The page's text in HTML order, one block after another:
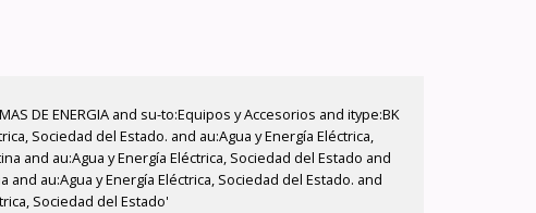
DE ENERGIA and su-to:Equipos y Accesorios and itype:BK
Sociedad del Estado. and au:Agua y Energía Eléctrica,
and au:Agua y Energía Eléctrica, Sociedad del Estado and
au:Agua y Energía Eléctrica, Sociedad del Estado. and
Sociedad del Estado'